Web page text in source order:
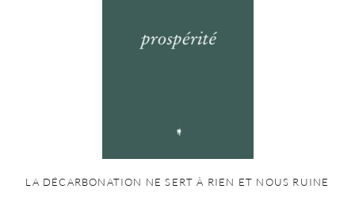
LA DÉCARBONATION NE SERT À RIEN ET NOUS RUINE